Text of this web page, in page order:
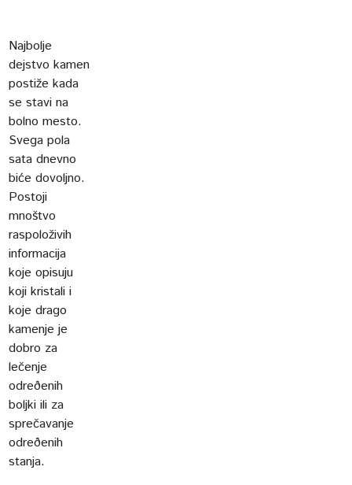
Najbolje
dejstvo kamen
postiže kada
se stavi na
bolno mesto.
Svega pola
sata dnevno
biće dovoljno.
Postoji
mnoštvo
raspoloživih
informacija
koje opisuju
koji kristali i
koje drago
kamenje je
dobro za
lečenje
odreðenih
boljki ili za
sprečavanje
odreðenih
stanja.